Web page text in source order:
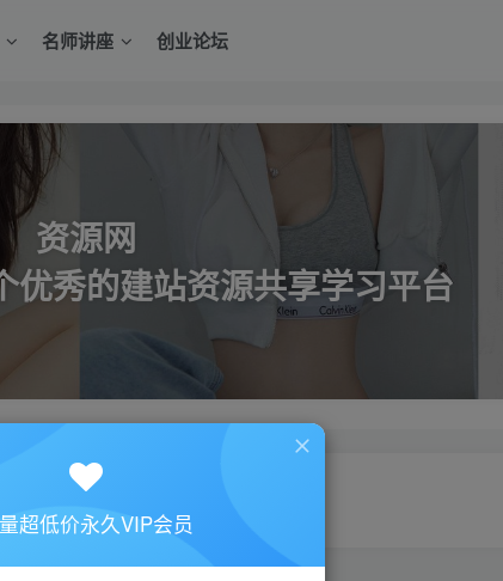
名师讲座 创业论坛
资源网
优秀的建站资源共享学习平台
超低价永久VIP会员